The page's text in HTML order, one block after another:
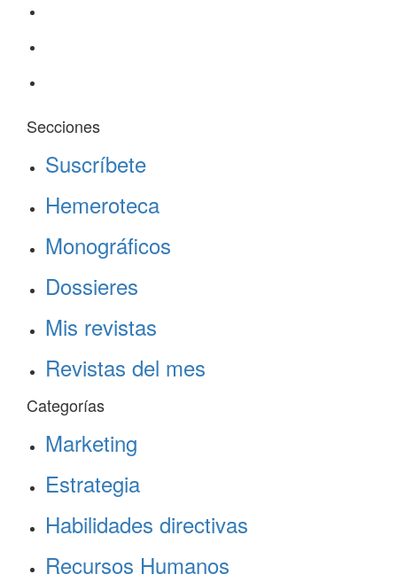
Secciones
Suscríbete
Hemeroteca
Monográficos
Dossieres
Mis revistas
Revistas del mes
Categorías
Marketing
Estrategia
Habilidades directivas
Recursos Humanos